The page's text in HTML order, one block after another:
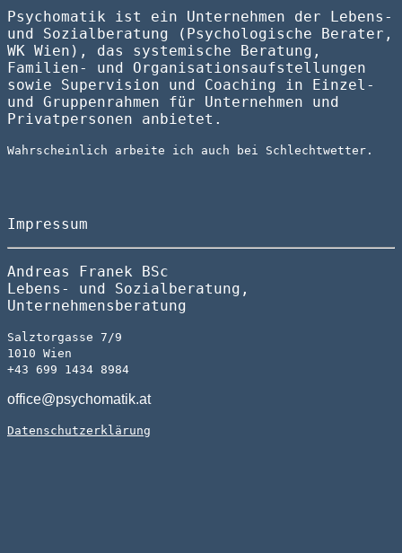
Psychomatik ist ein Unternehmen der Lebens-
und Sozialberatung (Psychologische Berater,
WK Wien), das systemische Beratung,
Familien- und Organisationsaufstellungen
sowie Supervision und Coaching in Einzel-
und Gruppenrahmen für Unternehmen und
Privatpersonen anbietet.
Wahrscheinlich arbeite ich auch bei Schlechtwetter.
Impressum
Andreas Franek BSc
Lebens- und Sozialberatung,
Unternehmensberatung
Salztorgasse 7/9
1010 Wien
+43 699 1434 8984
office@psychomatik.at
Datenschutzerklärung